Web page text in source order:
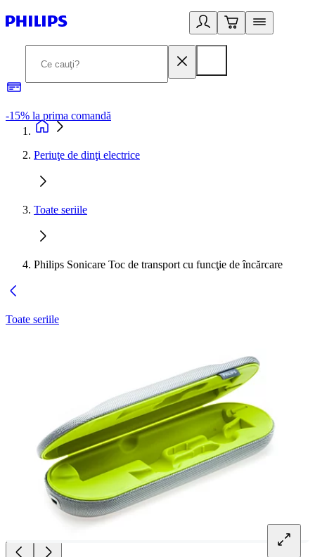
-15% la prima comandă
Periuţe de dinţi electrice
Toate seriile
Philips Sonicare Toc de transport cu funcţie de încărcare
Toate seriile